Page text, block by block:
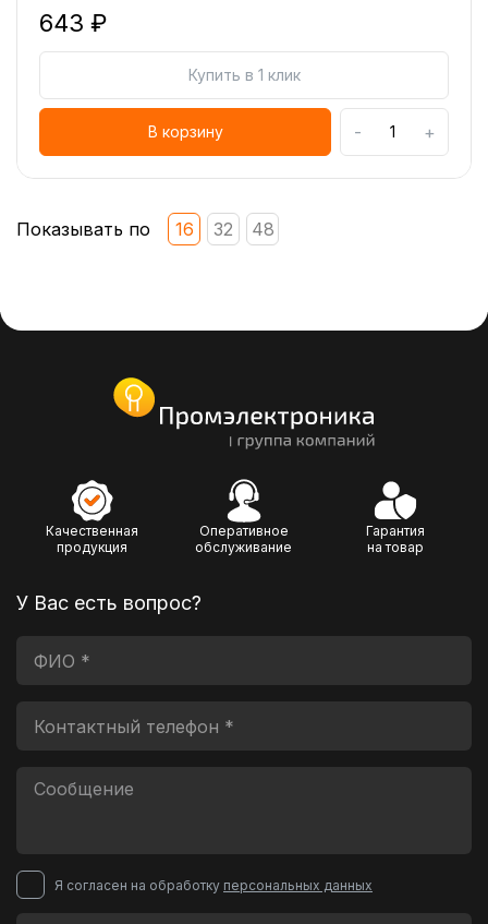
643 ₽
Купить в 1 клик
В корзину - +
Показывать по 16 32 48
Качественная
продукция
Оперативное
обслуживание
Гарантия
на товар
У Вас есть вопрос?
Я согласен на обработку персональных данных